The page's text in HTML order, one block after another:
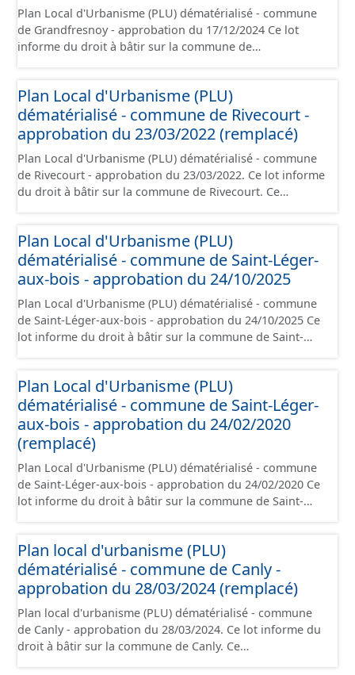
Plan Local d'Urbanisme (PLU) dématérialisé - commune
de Grandfresnoy - approbation du 17/12/2024 Ce lot
informe du droit à bâtir sur la commune de
contient les pièces administratives, le rapport de
présentation, le PADD, le règlement (à l'exception des
plans de zonages), les annexes, les orientations
d'aménagement et les données géographiques. Malgré
l'attention portée à la création de ces données, il est
rappelé que seuls les documents papier font foi et sont
opposables d'un point de vue juridique.
Plan Local d'Urbanisme (PLU)
dématérialisé - commune de Rivecourt -
approbation du 23/03/2022 (remplacé)
Plan Local d'Urbanisme (PLU) dématérialisé - commune
de Rivecourt - approbation du 23/03/2022. Ce lot informe
du droit à bâtir sur la commune de Rivecourt. Ce
administratives, le rapport de présentation, le PADD, le
règlement (à l'exception des plans de zonages), les
annexes, les orientations d'aménagement et les données
géographiques. Malgré l'attention portée à la création
de ces données, il est rappelé que seuls les documents
papier font foi et sont opposables d'un point de vue
juridique.
Plan Local d'Urbanisme (PLU)
dématérialisé - commune de Saint-Léger-
aux-bois - approbation du 24/10/2025
Plan Local d'Urbanisme (PLU) dématérialisé - commune
de Saint-Léger-aux-bois - approbation du 24/10/2025 Ce
lot informe du droit à bâtir sur la commune de Saint-
contient les pièces administratives, le rapport de
présentation, le PADD, le règlement (à l'exception des
plans de zonages), les annexes, les orientations
d'aménagement et les données géographiques. Malgré
l'attention portée à la création de ces données, il est
rappelé que seuls les documents papier font foi et sont
opposables d'un point de vue juridique.
Plan Local d'Urbanisme (PLU)
dématérialisé - commune de Saint-Léger-
aux-bois - approbation du 24/02/2020
(remplacé)
Plan Local d'Urbanisme (PLU) dématérialisé - commune
de Saint-Léger-aux-bois - approbation du 24/02/2020 Ce
lot informe du droit à bâtir sur la commune de Saint-
contient les pièces administratives, le rapport de
présentation, le PADD, le règlement (à l'exception des
plans de zonages), les annexes, les orientations
d'aménagement et les données géographiques. Malgré
l'attention portée à la création de ces données, il est
rappelé que seuls les documents papier font foi et sont
opposables d'un point de vue juridique.
Plan local d'urbanisme (PLU)
dématérialisé - commune de Canly -
approbation du 28/03/2024 (remplacé)
Plan local d'urbanisme (PLU) dématérialisé - commune
de Canly - approbation du 28/03/2024. Ce lot informe du
droit à bâtir sur la commune de Canly. Ce